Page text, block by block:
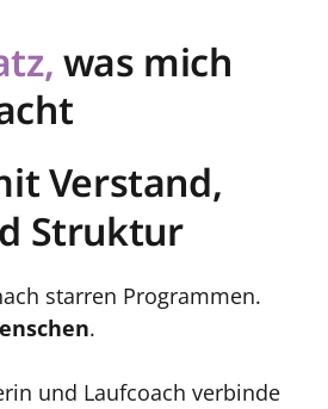
was mich
Verstand,
Struktur
starren Programmen.
.
und Laufcoach verbinde